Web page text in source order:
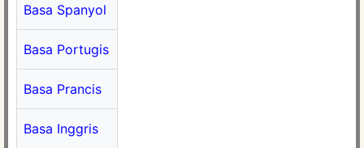
Basa Spanyol
Basa Portugis
Basa Prancis
Basa Inggris